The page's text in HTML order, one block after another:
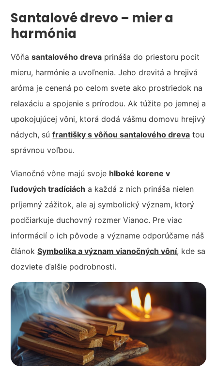
Santalové drevo – mier a
harmónia
Vôňasantalového dreva prináša do priestoru pocit
mieru, harmónie a uvoľnenia. Jeho drevitá a hrejivá
aróma je cenená po celom svete ako prostriedok na
relaxáciu a spojenie s prírodou. Ak túžite po jemnej a
upokojujúcej vôni, ktorá dodá vášmu domovu hrejivý
nádych, súfrantišky s vôňou santalového dreva tou
správnou voľbou.
Vianočné vône majú svoje hlboké korene v
ľudových tradíciách a každá z nich prináša nielen
príjemný zážitok, ale aj symbolický význam, ktorý
podčiarkuje duchovný rozmer Vianoc. Pre viac
informácií o ich pôvode a význame odporúčame náš
článokSymbolika a význam vianočných vôní, kde sa
dozviete ďalšie podrobnosti.